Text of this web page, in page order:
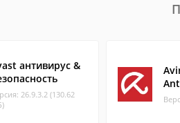
антивирус &
26.9.3.2 (130.62